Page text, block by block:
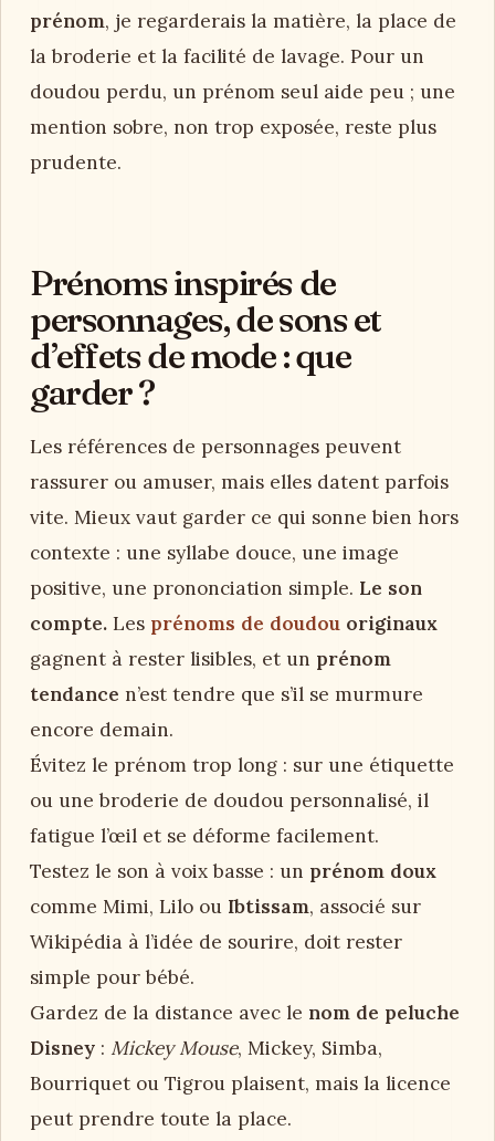
prénom, je regarderais la matière, la place de
la broderie et la facilité de lavage. Pour un
doudou perdu, un prénom seul aide peu ; une
mention sobre, non trop exposée, reste plus
prudente.
Prénoms inspirés de
personnages, de sons et
d’effets de mode : que
garder ?
Les références de personnages peuvent
rassurer ou amuser, mais elles datent parfois
vite. Mieux vaut garder ce qui sonne bien hors
contexte : une syllabe douce, une image
positive, une prononciation simple. Le son
compte. Les prénoms de doudou originaux
gagnent à rester lisibles, et un prénom
tendance n’est tendre que s’il se murmure
encore demain.
Évitez le prénom trop long : sur une étiquette
ou une broderie de doudou personnalisé, il
fatigue l’œil et se déforme facilement.
Testez le son à voix basse : un prénom doux
comme Mimi, Lilo ou Ibtissam, associé sur
Wikipédia à l’idée de sourire, doit rester
simple pour bébé.
Gardez de la distance avec le nom de peluche
Disney : Mickey Mouse, Mickey, Simba,
Bourriquet ou Tigrou plaisent, mais la licence
peut prendre toute la place.